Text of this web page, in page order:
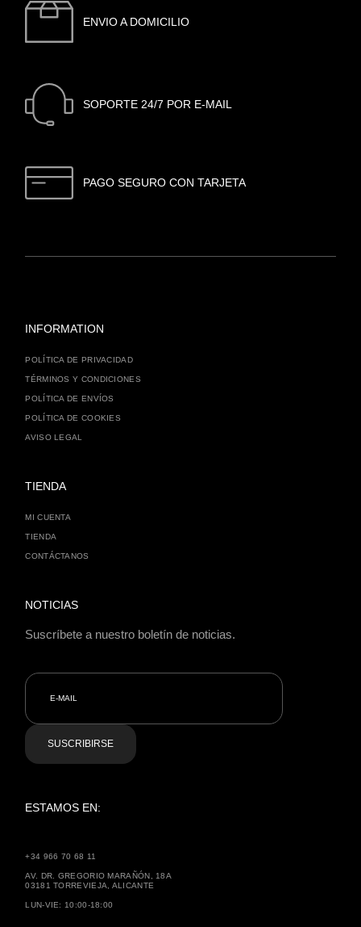
ENVIO A DOMICILIO
SOPORTE 24/7 POR E-MAIL
PAGO SEGURO CON TARJETA
INFORMATION
POLÍTICA DE PRIVACIDAD
TÉRMINOS Y CONDICIONES
POLÍTICA DE ENVÍOS
POLÍTICA DE COOKIES
AVISO LEGAL
TIENDA
MI CUENTA
TIENDA
CONTÁCTANOS
NOTICIAS
Suscríbete a nuestro boletín de noticias.
SUSCRIBIRSE
ESTAMOS EN:
+34 966 70 68 11
AV. DR. GREGORIO MARAÑÓN, 18A
03181 TORREVIEJA, ALICANTE
LUN-VIE: 10:00-18:00